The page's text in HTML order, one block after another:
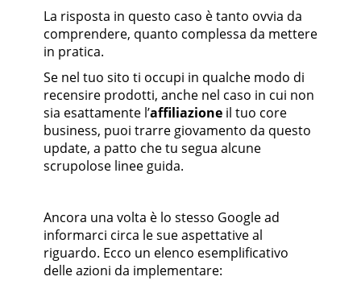
La risposta in questo caso è tanto ovvia da
comprendere, quanto complessa da mettere
in pratica.
Se nel tuo sito ti occupi in qualche modo di
recensire prodotti, anche nel caso in cui non
sia esattamente l’affiliazione il tuo core
business, puoi trarre giovamento da questo
update, a patto che tu segua alcune
scrupolose linee guida.
Ancora una volta è lo stesso Google ad
informarci circa le sue aspettative al
riguardo. Ecco un elenco esemplificativo
delle azioni da implementare: